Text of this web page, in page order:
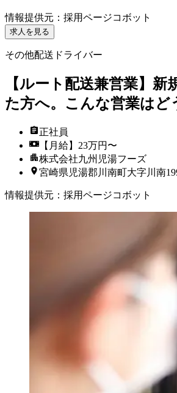
情報提供元 ： 採用ページコボット
求人を見る
その他配送ドライバー
【ルート配送兼営業】新
た方へ。こんな営業はど
正社員
【月給】23万円〜
株式会社九州児湯フーズ
宮崎県児湯郡川南町大字川南
情報提供元 ： 採用ページコボット